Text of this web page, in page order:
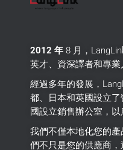
2012 年 8 月，
英才、資深譯者和專業
經過多年的發展，
都、日本和英國設立
國設立銷售辦公室，以
我們不僅本地化您的產
們不只是您的供應商